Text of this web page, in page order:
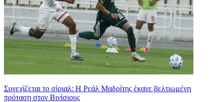
Συνεχίζεται το σίριαλ: Η Ρεάλ Μαδρίτης έκανε βελτιωμένη
πρόταση στον Βινίσιους